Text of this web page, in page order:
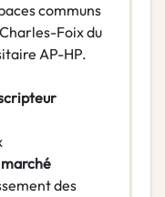
communs
Foix du
AP-HP.
des